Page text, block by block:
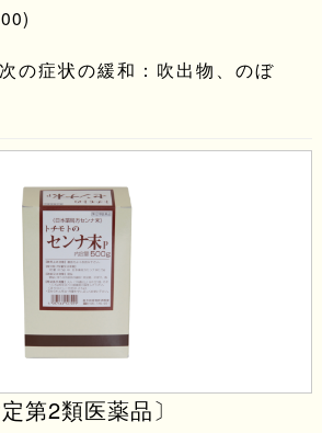
の症状の緩和：吹出物、のぼ
第2類医薬品〕